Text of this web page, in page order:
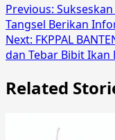
Previous:
Tangsel Berikan
Next: FKPPAL
dan Tebar Bibit
Related